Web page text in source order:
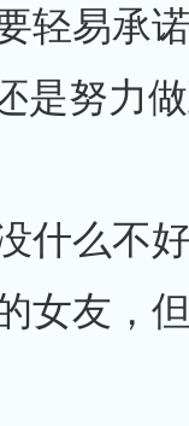
轻易承
是努力
什么不
女友，